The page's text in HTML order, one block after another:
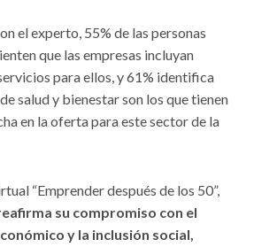
el experto, 55% de las personas
que las empresas incluyan
para ellos, y 61% identifica
salud y bienestar son los que tienen
en la oferta para este sector de la
“Emprender después de los 50”,
su compromiso con el
y la inclusión social,